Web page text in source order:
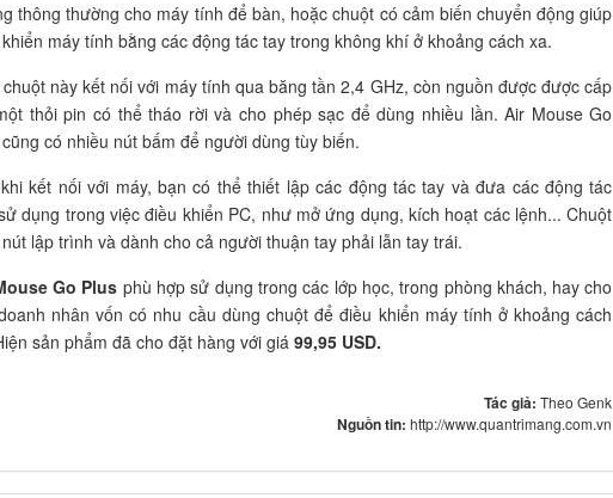
thông thường cho máy tính để bàn, hoặc chuột có cảm biến chuyển động giúp
máy tính bằng các động tác tay trong không khí ở khoảng cách xa.
chuột này kết nối với máy tính qua băng tần 2,4 GHz, còn nguồn được được cấp
thỏi pin có thể tháo rời và cho phép sạc để dùng nhiều lần. Air Mouse Go
có nhiều nút bấm để người dùng tùy biến.
kết nối với máy, bạn có thể thiết lập các động tác tay và đưa các động tác
dụng trong việc điều khiển PC, như mở ứng dụng, kích hoạt các lệnh... Chuột
lập trình và dành cho cả người thuận tay phải lẫn tay trái.
Go Plus phù hợp sử dụng trong các lớp học, trong phòng khách, hay cho
nhân vốn có nhu cầu dùng chuột để điều khiển máy tính ở khoảng cách
sản phẩm đã cho đặt hàng với giá 99,95 USD.
Tác giả:Theo Genk
Nguồn tin:http://www.quantrimang.com.vn